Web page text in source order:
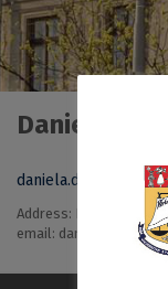
Daniela
Address: Faculty of
email: